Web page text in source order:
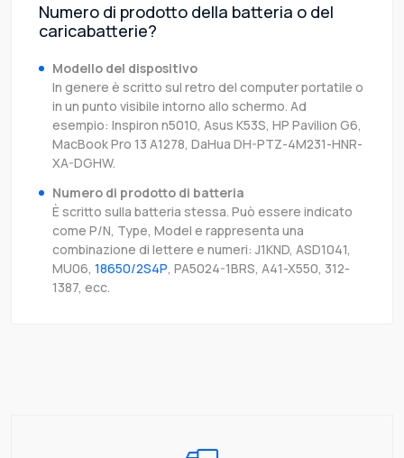
Numero di prodotto della batteria o del
caricabatterie?
Modello del dispositivo
In genere è scritto sul retro del computer portatile o
in un punto visibile intorno allo schermo. Ad
esempio: Inspiron n5010, Asus K53S, HP Pavilion G6,
MacBook Pro 13 A1278, DaHua DH-PTZ-4M231-HNR-
XA-DGHW.
Numero di prodotto di batteria
È scritto sulla batteria stessa. Può essere indicato
come P/N, Type, Model e rappresenta una
combinazione di lettere e numeri: J1KND, ASD1041,
MU06, 18650/2S4P, PA5024-1BRS, A41-X550, 312-
1387, ecc.